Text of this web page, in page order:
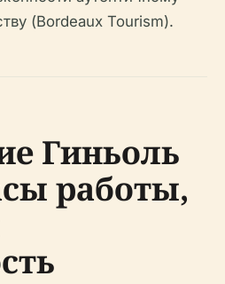
(Bordeaux Tourism).
Гиньоль
работы,